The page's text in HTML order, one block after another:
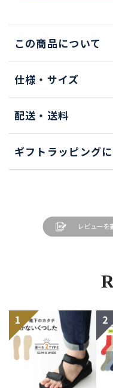
この商品について
仕様・サイズ
配送・送料
ギフトラッピング